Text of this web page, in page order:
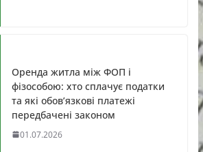
Оренда житла між ФОП і
фізособою: хто сплачує податки
та які обов’язкові платежі
передбачені законом
01.07.2026